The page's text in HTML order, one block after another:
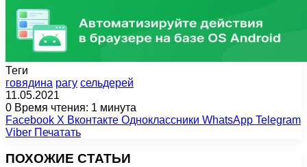
Теги
говядина рагу сельдерей
11.05.2021
0 Время чтения: 1 минута
Facebook X Вконтакте Одноклассники WhatsApp Telegram
Viber Печатать
ПОХОЖИЕ СТАТЬИ